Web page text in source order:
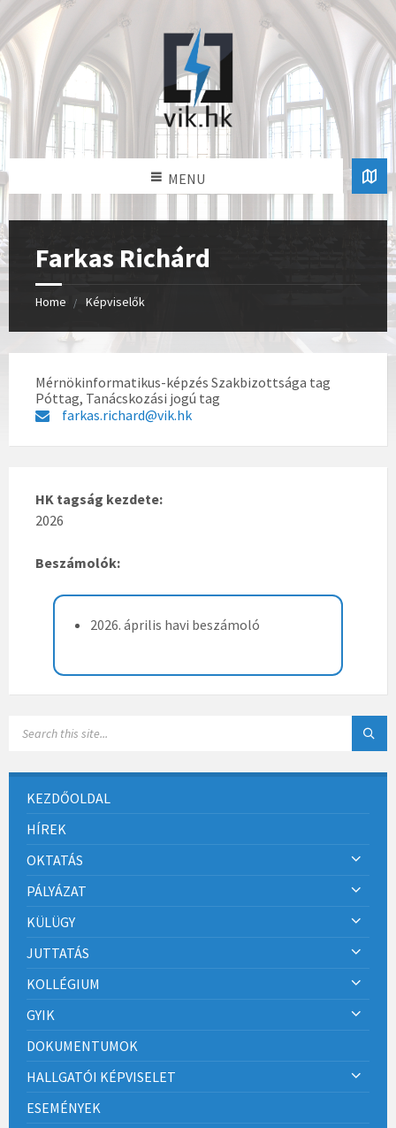
MENU
Farkas Richárd
Home Képviselők
Mérnökinformatikus-képzés Szakbizottsága tag
Póttag, Tanácskozási jogú tag
farkas.richard@vik.hk
HK tagság kezdete:
2026
Beszámolók:
2026. április havi beszámoló
KEZDŐOLDAL
HÍREK
OKTATÁS
PÁLYÁZAT
KÜLÜGY
JUTTATÁS
KOLLÉGIUM
GYIK
DOKUMENTUMOK
HALLGATÓI KÉPVISELET
ESEMÉNYEK